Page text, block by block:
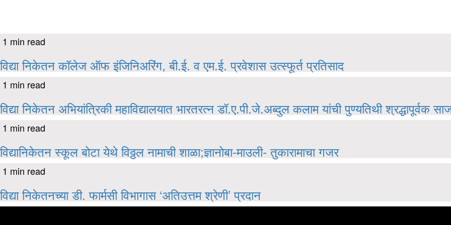
1 min read
विद्या निकेतन कॉलेज ऑफ इंजिनिअरिंग, बी.ई. व एम.ई. प्रवेशास उत्स्फूर्त प्रतिसाद
1 min read
विद्या निकेतन अभियांत्रिकी महाविद्यालयात भारतरत्न डॉ.ए.पी.जे.अब्दुल कलाम यांची पुण्यतिथी श्रद्धापूर्वक
1 min read
विद्यानिकेतन स्कूल बोटा येथे विठ्ठल नामाची शाळा;ज्ञानोबा-माउली- तुकारामाचा गजर
1 min read
विद्या निकेतनच्या डी. फार्मसी विभागास ‘अतिउत्तम श्रेणी’ प्रदान